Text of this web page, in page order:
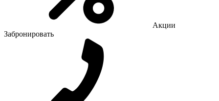
Акции
Забронировать